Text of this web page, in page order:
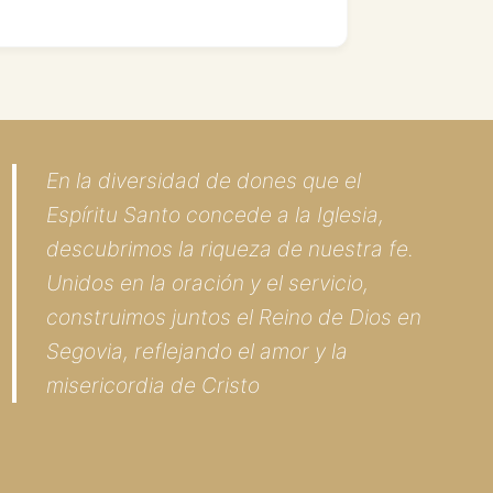
En la diversidad de dones que el
Espíritu Santo concede a la Iglesia,
descubrimos la riqueza de nuestra fe.
Unidos en la oración y el servicio,
construimos juntos el Reino de Dios en
Segovia, reflejando el amor y la
misericordia de Cristo